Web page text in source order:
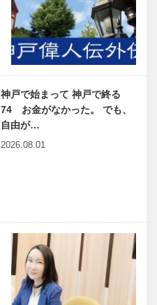
神戸で始まって 神戸で終る
74 お金がなかった。 でも、
自由が…
2026.08.01